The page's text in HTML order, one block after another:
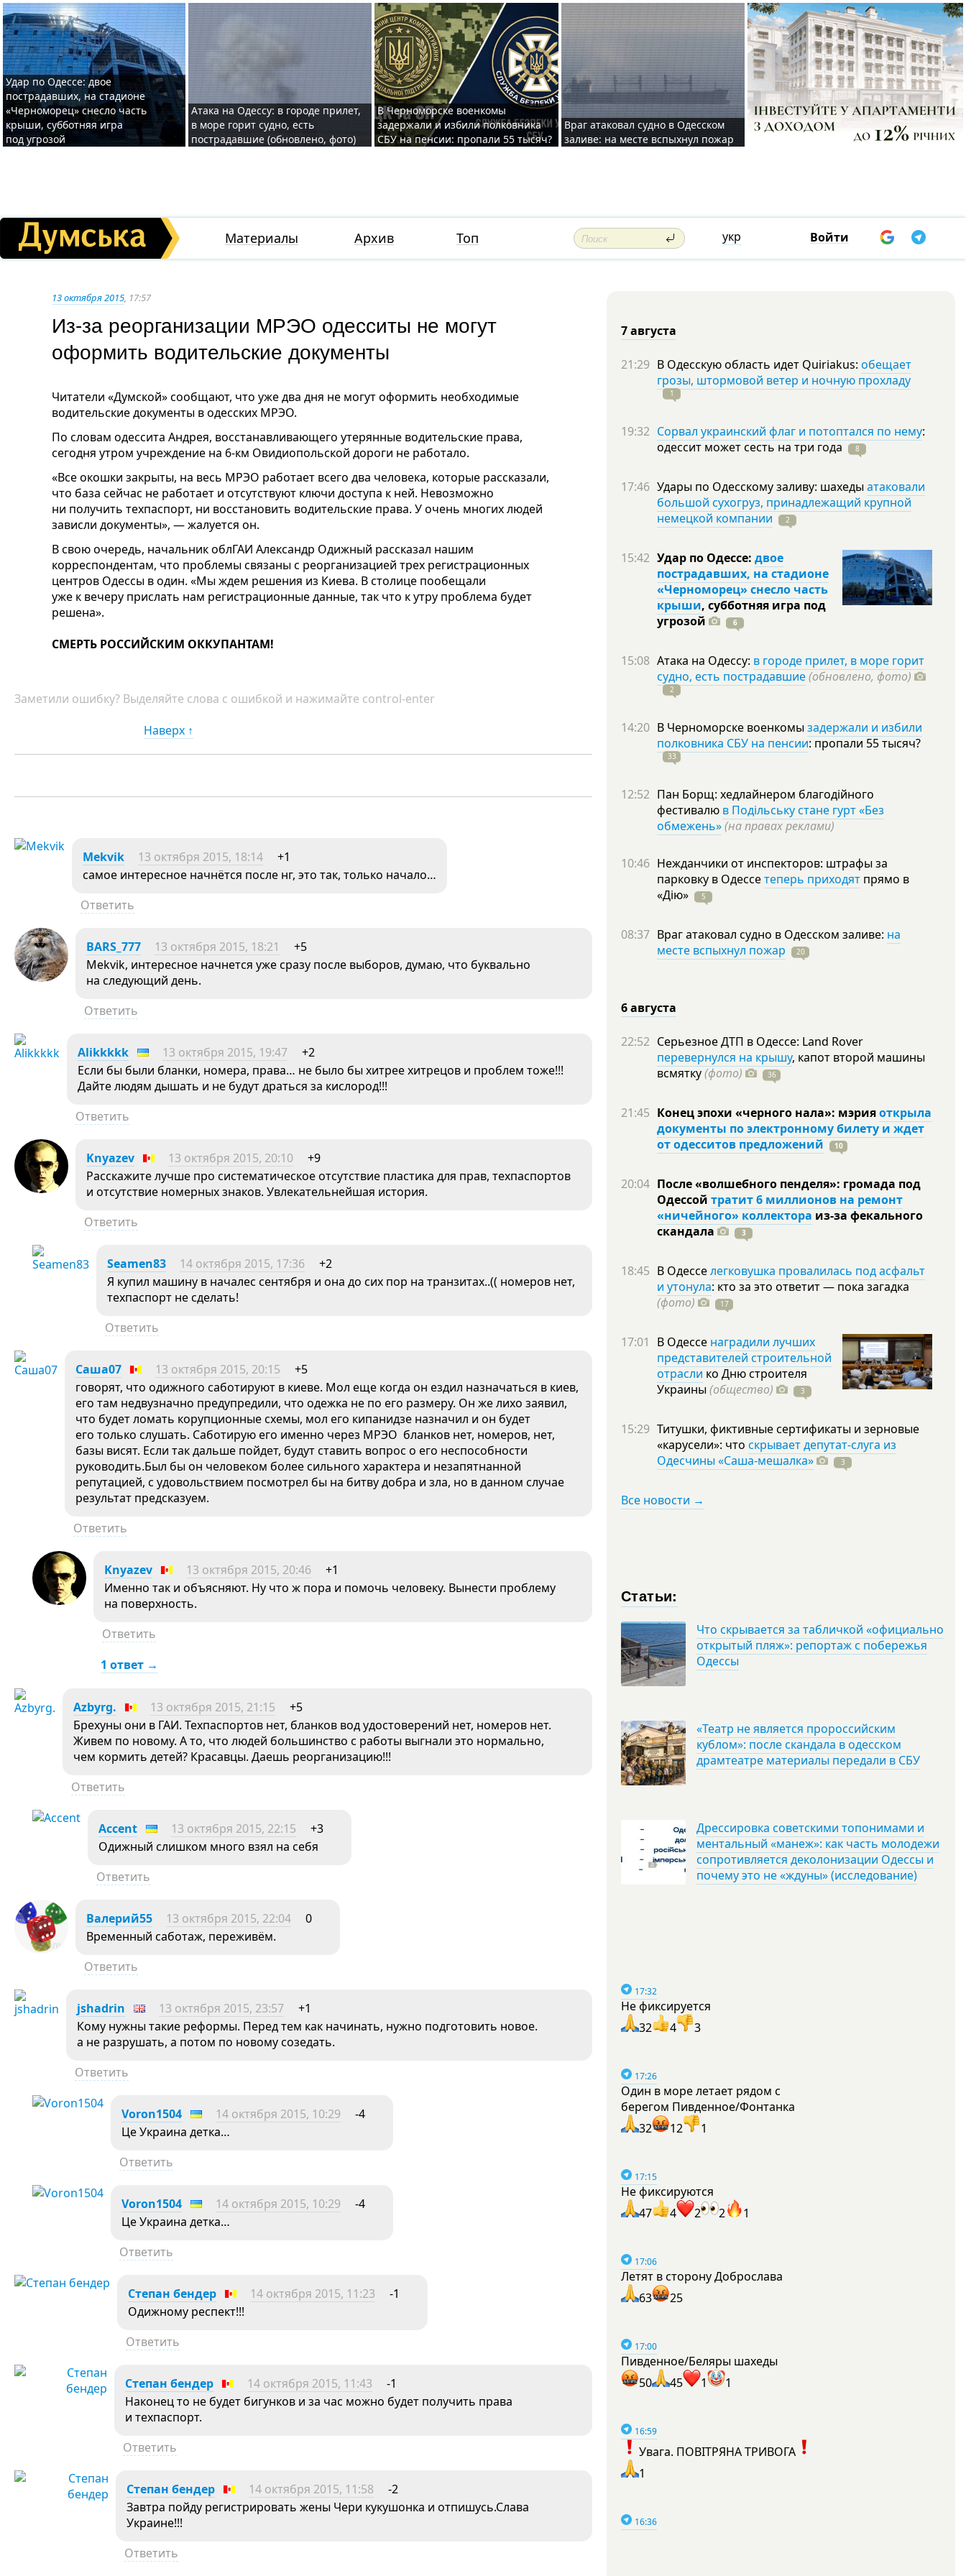
Удар по Одессе: двое
пострадавших, на стадионе
«Черноморец» снесло часть
крыши, субботняя игра
под угрозой
Атака на Одессу: в городе прилет,
в море горит судно, есть
пострадавшие (обновлено, фото)
В Черноморске военкомы
задержали и избили полковника
СБУ на пенсии: пропали 55 тысяч?
Враг атаковал судно в Одесском
заливе: на месте вспыхнул пожар
Материалы Архив Топ укр Войти
13 октября 2015, 17:57
Из-за реорганизации МРЭО одесситы не могут
оформить водительские документы
Читатели «Думской» сообщают, что уже два дня не могут оформить необходимые
водительские документы в одесских МРЭО.
По словам одессита Андрея, восстанавливающего утерянные водительские права,
сегодня утром учреждение на 6-км Овидиопольской дороги не работало.
«Все окошки закрыты, на весь МРЭО работает всего два человека, которые рассказали,
что база сейчас не работает и отсутствуют ключи доступа к ней. Невозможно
ни получить техпаспорт, ни восстановить водительские права. У очень многих людей
зависли документы», — жалуется он.
В свою очередь, начальник облГАИ Александр Одижный рассказал нашим
корреспондентам, что проблемы связаны с реорганизацией трех регистрационных
центров Одессы в один. «Мы ждем решения из Киева. В столице пообещали
уже к вечеру прислать нам регистрационные данные, так что к утру проблема будет
решена».
СМЕРТЬ РОССИЙСКИМ ОККУПАНТАМ!
Заметили ошибку? Выделяйте слова с ошибкой и нажимайте control-enter
Наверх ↑
Mekvik 13 октября 2015, 18:14
+1
самое интересное начнётся после нг, это так, только начало…
Ответить
BARS_777 13 октября 2015, 18:21
+5
Mekvik, интересное начнется уже сразу после выборов, думаю, что буквально
на следующий день.
Ответить
Alikkkkk 13 октября 2015, 19:47
+2
Если бы были бланки, номера, права… не было бы хитрее хитрецов и проблем тоже!!!
Дайте людям дышать и не будут драться за кислород!!!
Ответить
Knyazev 13 октября 2015, 20:10
+9
Расскажите лучше про систематическое отсутствие пластика для прав, техпаспортов
и отсутствие номерных знаков. Увлекательнейшая история.
Ответить
Seamen83 14 октября 2015, 17:36
+2
Я купил машину в началес сентября и она до сих пор на транзитах..(( номеров нет,
техпаспорт не сделать!
Ответить
Саша07 13 октября 2015, 20:15
+5
говорят, что одижного саботируют в киеве. Мол еще когда он ездил назначаться в киев,
его там недвузначно предупредили, что одежка не по его размеру. Он же лихо заявил,
что будет ломать корупционные схемы, мол его кипанидзе назначил и он будет
его только слушать. Саботирую его именно через МРЭО бланков нет, номеров, нет,
базы висят. Если так дальше пойдет, будут ставить вопрос о его неспособности
руководить.Был бы он человеком более сильного характера и незапятнанной
репутацией, с удовольствием посмотрел бы на битву добра и зла, но в данном случае
результат предсказуем.
Ответить
Knyazev 13 октября 2015, 20:46
+1
Именно так и объясняют. Ну что ж пора и помочь человеку. Вынести проблему
на поверхность.
Ответить
1 ответ →
Azbyrg. 13 октября 2015, 21:15
+5
Брехуны они в ГАИ. Техпаспортов нет, бланков вод удостоверений нет, номеров нет.
Живем по новому. А то, что людей большинство с работы выгнали это нормально,
чем кормить детей? Красавцы. Даешь реорганизацию!!!
Ответить
Accent 13 октября 2015, 22:15
+3
Одижный слишком много взял на себя
Ответить
Валерий55 13 октября 2015, 22:04
0
Временный саботаж, переживём.
Ответить
jshadrin 13 октября 2015, 23:57
+1
Кому нужны такие реформы. Перед тем как начинать, нужно подготовить новое.
а не разрушать, а потом по новому созедать.
Ответить
Voron1504 14 октября 2015, 10:29
-4
Це Украина детка…
Ответить
Voron1504 14 октября 2015, 10:29
-4
Це Украина детка…
Ответить
Степан бендер 14 октября 2015, 11:23
-1
Одижному респект!!!
Ответить
Степан бендер 14 октября 2015, 11:43
-1
Наконец то не будет бигунков и за час можно будет получить права
и техпаспорт.
Ответить
Степан бендер 14 октября 2015, 11:58
-2
Завтра пойду регистрировать жены Чери кукушонка и отпишусь.Слава
Украине!!!
Ответить
7 августа
21:29 В Одесскую область идет Quiriakus: обещает
грозы, штормовой ветер и ночную прохладу
1
19:32 Сорвал украинский флаг и потоптался по нему:
одессит может сесть на три года 8
17:46 Удары по Одесскому заливу: шахеды атаковали
большой сухогруз, принадлежащий крупной
немецкой компании
2
15:42 Удар по Одессе: двое
пострадавших, на стадионе
«Черноморец» снесло часть
крыши, субботняя игра под
угрозой
6
15:08 Атака на Одессу: в городе прилет, в море горит
судно, есть пострадавшие(обновлено, фото)
2
14:20 В Черноморске военкомы задержали и избили
полковника СБУ на пенсии: пропали 55тысяч?
33
12:52 Пан Борщ: хедлайнером благодійного
фестивалю в Подільську стане гурт «Без
обмежень»(на правах реклами)
10:46 Нежданчики от инспекторов: штрафы за
парковку в Одессетеперь приходят прямо в
«Дію»
5
08:37 Враг атаковал судно в Одесском заливе: на
месте вспыхнул пожар
20
6 августа
22:52 Серьезное ДТП в Одессе: Land Rover
перевернулся на крышу, капот второй машины
всмятку(фото) 36
21:45 Конец эпохи «черного нала»: мэрияоткрыла
документы по электронному билету и ждет
от одесситов предложений
10
20:04 После «волшебного пенделя»: громада под
Одессой тратит 6 миллионов на ремонт
«ничейного» коллектора из-за фекального
скандала
3
18:45 В Одесселегковушка провалилась под асфальт
и утонула: кто за это ответит — пока загадка
(фото)
17
17:01 В Одессе наградили лучших
представителей строительной
отрасли ко Дню строителя
Украины (общество) 3
15:29 Титушки, фиктивные сертификаты и зерновые
«карусели»: что скрывает депутат-слуга из
Одесчины «Саша-мешалка»
3
Все новости →
Статьи:
Что скрывается за табличкой «официально
открытый пляж»: репортаж с побережья
Одессы
«Театр не является пророссийским
кублом»: после скандала в одесском
драмтеатре материалы передали в СБУ
Дрессировка советскими топонимами и
ментальный «манеж»: как часть молодежи
сопротивляется деколонизации Одессы и
почему это не «ждуны» (исследование)
17:32
Не фиксируется
32
4 3
17:26
Один в море летает рядом с
берегом Пивденное/Фонтанка
32
12 1
17:15
Не фиксируются
47
4 2 2 1
17:06
Летят в сторону Доброслава
63
25
17:00
Пивденное/Беляры шахеды
50
45 1 1
16:59
Увага. ПОВІТРЯНА ТРИВОГА
1
16:36